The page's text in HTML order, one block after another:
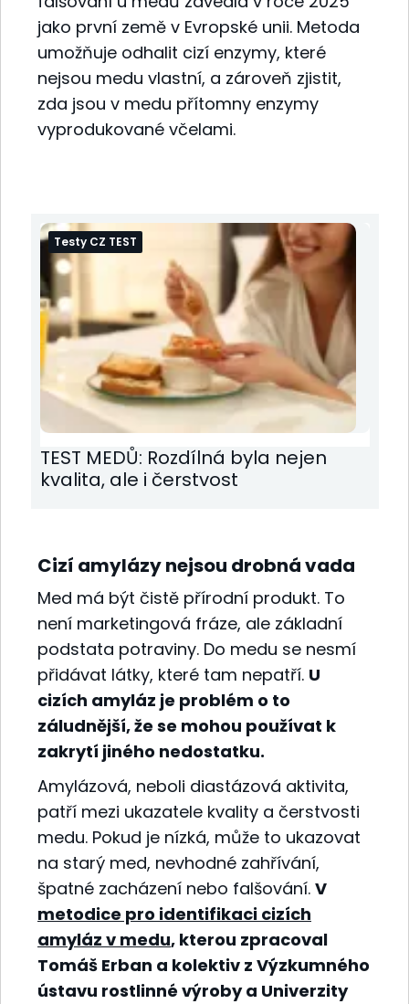
jako první země v Evropské unii. Metoda
umožňuje odhalit cizí enzymy, které
nejsou medu vlastní, a zároveň zjistit,
zda jsou v medu přítomny enzymy
vyprodukované včelami.
Testy CZ TEST
TEST MEDŮ: Rozdílná byla nejen
kvalita, ale i čerstvost
Cizí amylázy nejsou drobná vada
Med má být čistě přírodní produkt. To
není marketingová fráze, ale základní
podstata potraviny. Do medu se nesmí
přidávat látky, které tam nepatří. U
cizích amyláz je problém o to
záludnější, že se mohou používat k
zakrytí jiného nedostatku.
Amylázová, neboli diastázová aktivita,
patří mezi ukazatele kvality a čerstvosti
medu. Pokud je nízká, může to ukazovat
na starý med, nevhodné zahřívání,
špatné zacházení nebo falšování. V
metodice pro identifikaci cizích
amyláz v medu, kterou zpracoval
Tomáš Erban a kolektiv z Výzkumného
ústavu rostlinné výroby a Univerzity